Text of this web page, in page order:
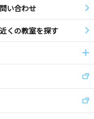
い合わせ
くの教室を探す